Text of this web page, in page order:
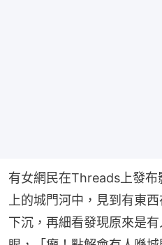
有女網民在Threads上發
上的城門河中，見到有東
下沉，再細看發現原來是